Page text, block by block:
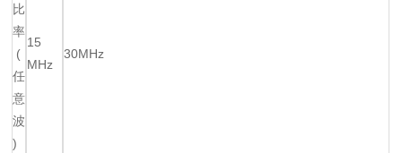
比
率
(
任
意
波
)
15
MHz
30MHz